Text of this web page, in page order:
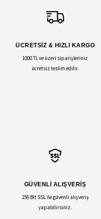
ÜCRETSİZ & HIZLI KARGO
1000 TL ve üzeri siparişleriniz
ücretsiz teslim edilir.
GÜVENLİ ALIŞVERİŞ
256 Bit SSL ile güvenli alışveriş
yapabilirsiniz.